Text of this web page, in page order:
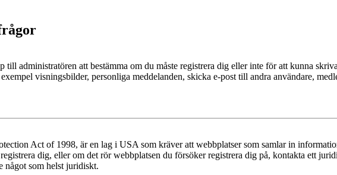
till administratören att bestämma om du måste registrera dig eller inte för att kunna
visningsbilder, personliga meddelanden, skicka e-post till andra användare,
Act of 1998, är en lag i USA som kräver att webbplatser som samlar in
dig, eller om det rör webbplatsen du försöker registrera dig på, kontakta ett
något som helst juridiskt.